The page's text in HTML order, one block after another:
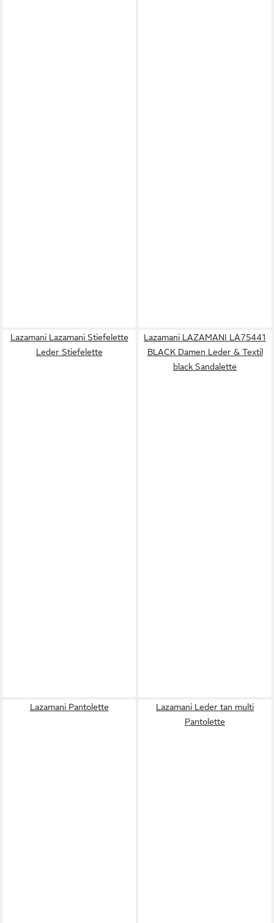
Lazamani Lazamani Stiefelette
Leder Stiefelette
Lazamani LAZAMANI LA75441
BLACK Damen Leder & Textil
black Sandalette
Lazamani Pantolette
Lazamani Leder tan multi
Pantolette